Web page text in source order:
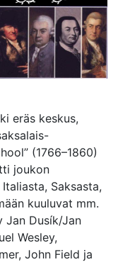
eräs keskus,
(1766–1860)
joukon
Saksasta,
kuuluvat mm.
Jan Dusík/Jan
Wesley,
John Field ja